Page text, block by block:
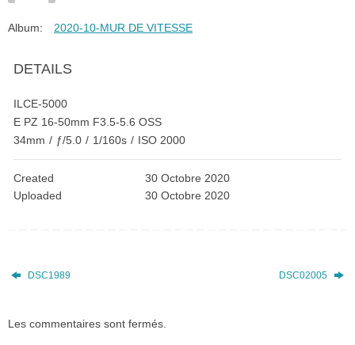
Album: 2020-10-MUR DE VITESSE
DETAILS
ILCE-5000
E PZ 16-50mm F3.5-5.6 OSS
34mm / ƒ/5.0 / 1/160s / ISO 2000
Created
30 Octobre 2020
Uploaded
30 Octobre 2020
DSC1989 DSC02005
Les commentaires sont fermés.